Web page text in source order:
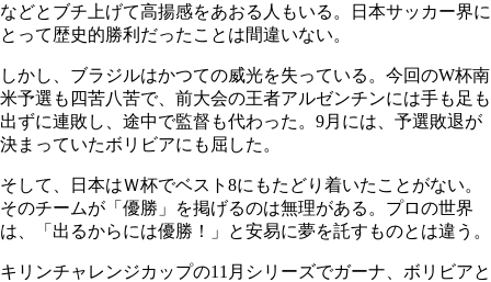
などとブチ上げて高揚感をあおる人もいる。日本サッカー界に
とって歴史的勝利だったことは間違いない。
しかし、ブラジルはかつての威光を失っている。今回のW杯南
米予選も四苦八苦で、前大会の王者アルゼンチンには手も足も
出ずに連敗し、途中で監督も代わった。9月には、予選敗退が
決まっていたボリビアにも屈した。
そして、日本はＷ杯でベスト8にもたどり着いたことがない。
そのチームが「優勝」を掲げるのは無理がある。プロの世界
は、「出るからには優勝！」と安易に夢を託すものとは違う。
キリンチャレンジカップの11月シリーズでガーナ、ボリビアと